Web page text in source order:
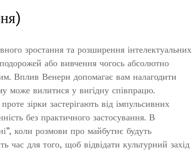
зростання та розширення інтелектуальних
або вивчення чогось абсолютно
Вплив Венери допомагає вам налагодити
може вилитися у вигідну співпрацю.
зірки застерігають від імпульсивних
без практичного застосування. В
коли розмови про майбутнє будуть
час для того, щоб відвідати культурний захід